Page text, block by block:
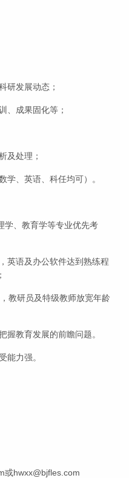
研发展动态；
、成果固化等；
及处理；
学、英语、科任均可）。
学、教育学等专业优先考
英语及办公软件达到熟练程
教研员及特级教师放宽年龄
握教育发展的前瞻问题。
能力强。
或hwxx@bjfles.com